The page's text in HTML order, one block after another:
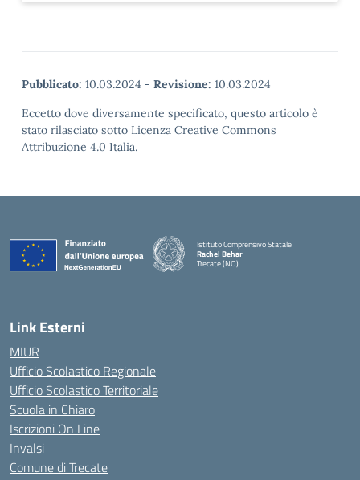
Pubblicato: 10.03.2024 - Revisione: 10.03.2024
Eccetto dove diversamente specificato, questo articolo è
stato rilasciato sotto Licenza Creative Commons
Attribuzione 4.0 Italia.
Istituto Comprensivo Statale
Rachel Behar
Trecate (NO)
Link Esterni
MIUR
Ufficio Scolastico Regionale
Ufficio Scolastico Territoriale
Scuola in Chiaro
Iscrizioni On Line
Invalsi
Comune di Trecate